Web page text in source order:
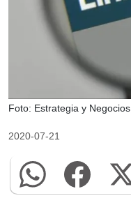
Foto: Estrategia y Negocios
2020-07-21